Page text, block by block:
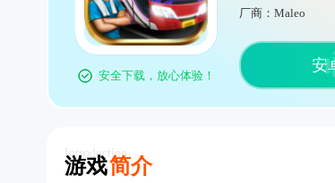
安全下载，放心体验！
厂商：Maleo
安
游戏简介
Introduction